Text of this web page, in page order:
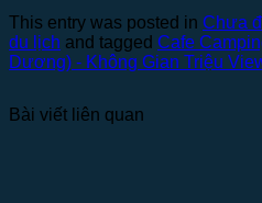
This entry was posted in Chưa
du lịch and tagged Cafe
Dương) - Không Gian Triệu
Bài viết liên quan